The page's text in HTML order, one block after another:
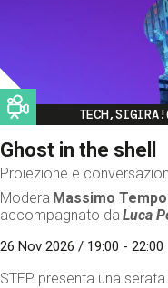
Image
Ghost in the shell
Proiezione e
Modera Massimo
accompagnato da Luca
26 Nov 2026 / 19:00 - 22:00
STEP presenta una